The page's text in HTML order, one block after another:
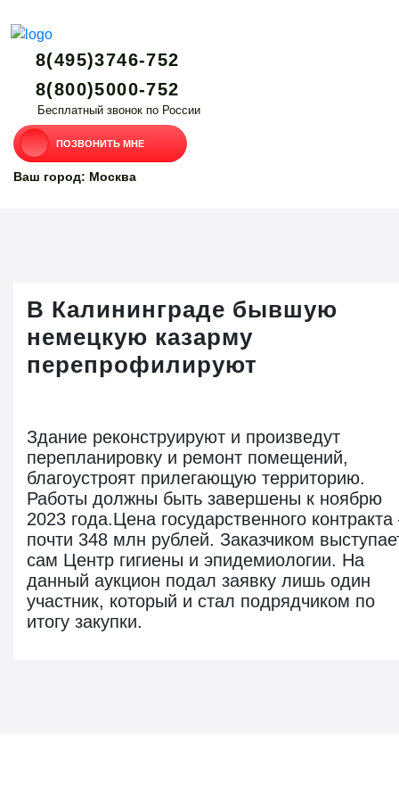
8(495)3746-752
8(800)5000-752
Бесплатный звонок по России
ПОЗВОНИТЬ МНЕ
Ваш город: Москва
В Калининграде бывшую
немецкую казарму
перепрофилируют
Здание реконструируют и произведут
перепланировку и ремонт помещений,
благоустроят прилегающую территорию.
Работы должны быть завершены к ноябрю
2023 года.Цена государственного контракта
почти 348 млн рублей. Заказчиком
сам Центр гигиены и эпидемиологии. На
данный аукцион подал заявку лишь один
участник, который и стал подрядчиком по
итогу закупки.